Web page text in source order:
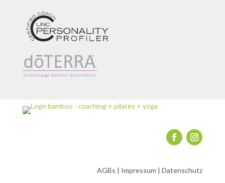
AGBs | Impressum |Datenschutz